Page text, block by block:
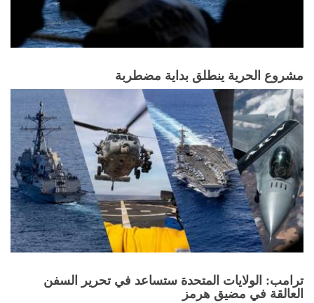
مشروع الحرية ينطلق بداية مضطربة
ترامب: الولايات المتحدة ستساعد في تحرير السفن
العالقة في مضيق هرمز